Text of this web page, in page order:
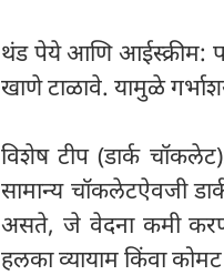
थंड पेये आणि आईस्क्रीम:
खाणे टाळावे. यामुळे
विशेष टीप (डार्क
सामान्य चॉकलेटऐवजी
असते, जे वेदना कमी
हलका व्यायाम किंवा